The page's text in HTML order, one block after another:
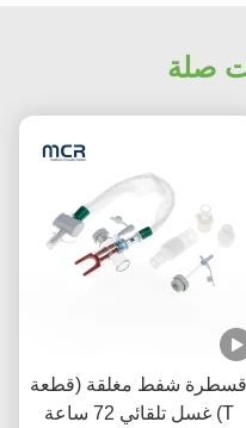
صلة
قسطرة شفط مغلقة (قطعة
T) غسل تلقائي 72 ساعة